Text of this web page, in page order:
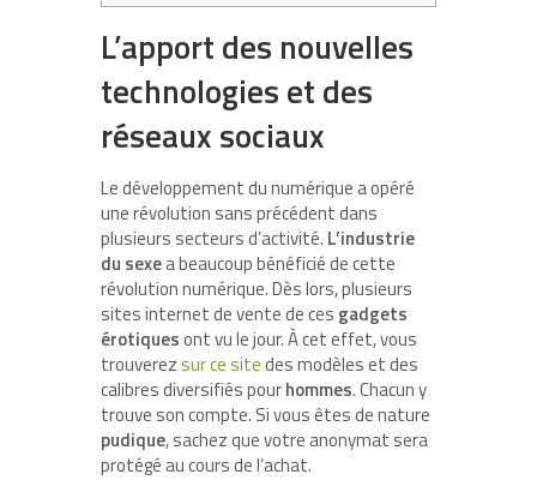
L’apport des nouvelles
technologies et des
réseaux sociaux
Le développement du numérique a opéré
une révolution sans précédent dans
plusieurs secteurs d’activité. L’industrie
du sexea beaucoup bénéficié de cette
révolution numérique. Dès lors, plusieurs
sites internet de vente de ces gadgets
érotiquesont vu le jour. À cet effet, vous
trouverezsur ce sitedes modèles et des
calibres diversifiés pourhommes. Chacun y
trouve son compte. Si vous êtes de nature
pudique, sachez que votre anonymat sera
protégé au cours de l’achat.